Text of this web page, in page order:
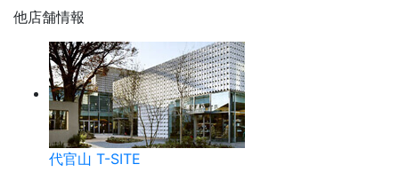
他店舗情報
代官山 T-SITE